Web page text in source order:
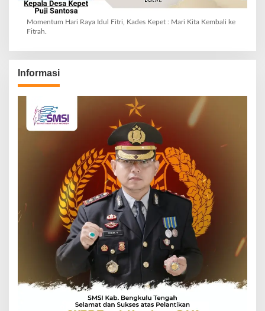
Momentum Hari Raya Idul Fitri, Kades Kepet : Mari Kita Kembali ke
Fitrah.
Informasi